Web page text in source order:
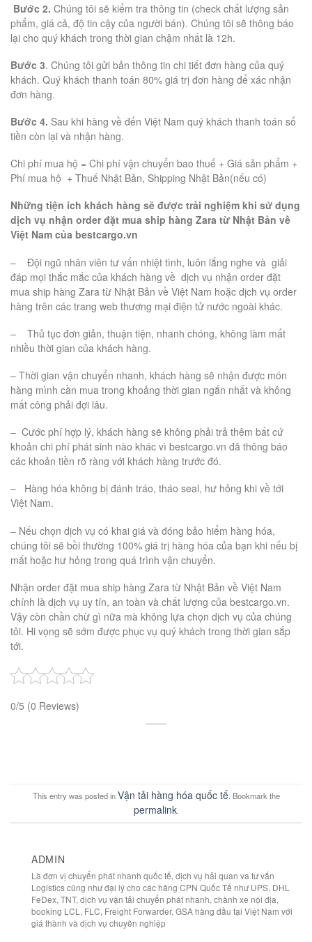
Bước 2. Chúng tôi sẽ kiểm tra thông tin (check chất lượng sản
phẩm, giá cả, độ tin cậy của người bán). Chúng tôi sẽ thông báo
lại cho quý khách trong thời gian chậm nhất là 12h.
Bước 3. Chúng tôi gửi bản thông tin chi tiết đơn hàng của quý
khách. Quý khách thanh toán 80% giá trị đơn hàng để xác nhận
đơn hàng.
Bước 4. Sau khi hàng về đến Việt Nam quý khách thanh toán số
tiền còn lại và nhận hàng.
Chi phí mua hộ = Chi phí vận chuyển bao thuế + Giá sản phẩm +
Phí mua hộ + Thuế Nhật Bản, Shipping Nhật Bản(nếu có)
Những tiện ích khách hàng sẽ được trải nghiệm khi sử dụng
dịch vụ nhận order đặt mua ship hàng Zara từ Nhật Bản về
Việt Nam của bestcargo.vn
– Đội ngũ nhân viên tư vấn nhiệt tình, luôn lắng nghe và giải
đáp mọi thắc mắc của khách hàng về dịch vụ nhận order đặt
mua ship hàng Zara từ Nhật Bản về Việt Nam hoặc dịch vụ order
hàng trên các trang web thương mại điện tử nước ngoài khác.
– Thủ tục đơn giản, thuận tiện, nhanh chóng, không làm mất
nhiều thời gian của khách hàng.
– Thời gian vận chuyển nhanh, khách hàng sẽ nhận được món
hàng mình cần mua trong khoảng thời gian ngắn nhất và không
mất công phải đợi lâu.
– Cước phí hợp lý, khách hàng sẽ không phải trả thêm bất cứ
khoản chi phí phát sinh nào khác vì bestcargo.vn đã thông báo
các khoản tiền rõ ràng với khách hàng trước đó.
– Hàng hóa không bị đánh tráo, tháo seal, hư hỏng khi về tới
Việt Nam.
– Nếu chọn dịch vụ có khai giá và đóng bảo hiểm hàng hóa,
chúng tôi sẽ bồi thường 100% giá trị hàng hóa của bạn khi nếu bị
mất hoặc hư hỏng trong quá trình vận chuyển.
Nhận order đặt mua ship hàng Zara từ Nhật Bản về Việt Nam
chính là dịch vụ uy tín, an toàn và chất lượng của bestcargo.vn.
Vậy còn chần chừ gì nữa mà không lựa chọn dịch vụ của chúng
tôi. Hi vọng sẽ sớm được phục vụ quý khách trong thời gian sắp
tới.
0/5 (0 Reviews)
This entry was posted inVận tải hàng hóa quốc tế. Bookmark the
permalink.
ADMIN
Là đơn vị chuyển phát nhanh quốc tế, dịch vụ hải quan va tư vấn
Logistics cũng như đại lý cho các hãng CPN Quốc Tế như UPS, DHL
FeDex, TNT, dịch vụ vận tải chuyển phát nhanh, chành xe nội địa,
booking LCL, FLC, Freight Forwarder, GSA hàng đầu tại Việt Nam với
giá thành và dịch vụ chuyên nghiệp